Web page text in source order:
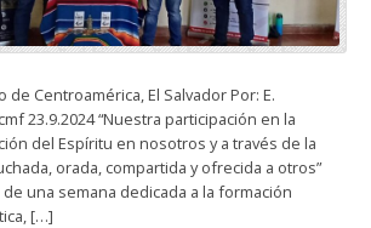
de Centroamérica, El Salvador Por: E.
23.9.2024 “Nuestra participación en la
del Espíritu en nosotros y a través de la
orada, compartida y ofrecida a otros”
una semana dedicada a la formación
[…]